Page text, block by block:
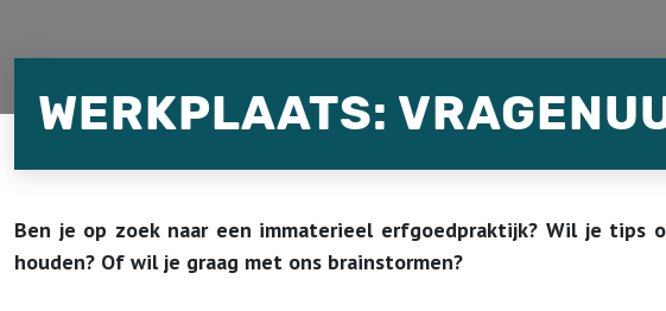
WERKPLAATS:
Ben je op zoek naar een immaterieel erfgoedpraktijk? Wil je tips
houden? Of wil je graag met ons brainstormen?